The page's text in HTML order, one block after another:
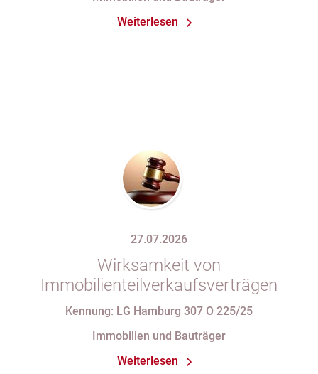
Abnahmeprotokoll festgehaltener
Mängel am Sondereigentum
Weiterlesen
27.07.2026
Wirksamkeit von
Immobilienteilverkaufsverträgen
Kennung: LG Hamburg 307 O 225/25
Immobilien und Bauträger
Weiterlesen